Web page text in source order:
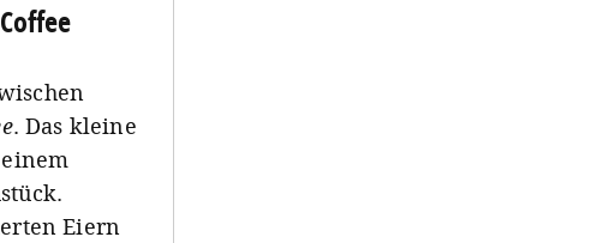
. Das kleine
Eiern